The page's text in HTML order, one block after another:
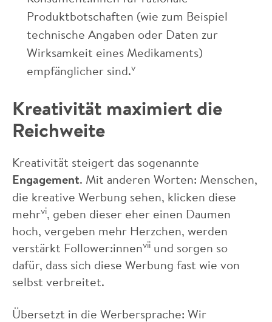
Produktbotschaften (wie zum Beispiel
technische Angaben oder Daten zur
Wirksamkeit eines Medikaments)
empfänglicher sind.v
Kreativität maximiert die
Reichweite
Kreativität steigert das sogenannte
Engagement. Mit anderen Worten: Menschen,
die kreative Werbung sehen, klicken diese
mehrvi, geben dieser eher einen Daumen
hoch, vergeben mehr Herzchen, werden
verstärkt Follower:innenvii und sorgen so
dafür, dass sich diese Werbung fast wie von
selbst verbreitet.
Übersetzt in die Werbersprache: Wir